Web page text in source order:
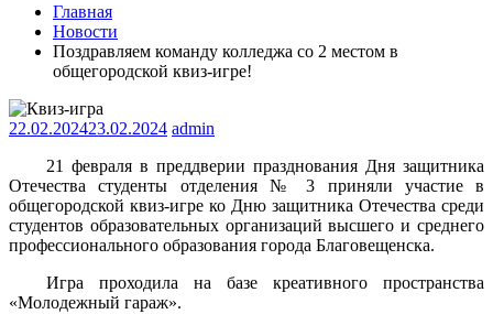
Главная
Новости
Поздравляем команду колледжа со 2 местом в
общегородской квиз-игре!
22.02.202423.02.2024 admin
21 февраля в преддверии празднования Дня защитника
Отечества студенты отделения № 3 приняли участие в
общегородской квиз-игре ко Дню защитника Отечества среди
студентов образовательных организаций высшего и среднего
профессионального образования города Благовещенска.
Игра проходила на базе креативного пространства
«Молодежный гараж».